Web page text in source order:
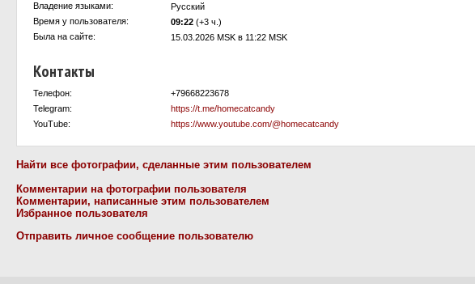
Владение языками:
Русский
Время у пользователя:
09:22 (+3 ч.)
Была на сайте:
15.03.2026 MSK в 11:22 MSK
Контакты
Телефон:
+79668223678
Telegram:
https://t.me/homecatcandy
YouTube:
https://www.youtube.com/@homecatcandy
Найти все фотографии, сделанные этим пользователем
Комментарии на фотографии пользователя
Комментарии, написанные этим пользователем
Избранное пользователя
Отправить личное сообщение пользователю